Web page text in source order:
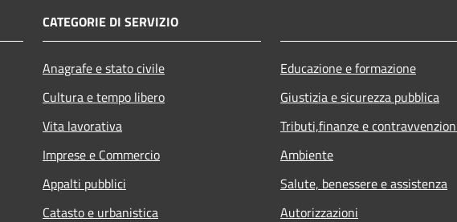
CATEGORIE DI SERVIZIO
Anagrafe e stato civile
Cultura e tempo libero
Vita lavorativa
Imprese e Commercio
Appalti pubblici
Catasto e urbanistica
Educazione e formazione
Giustizia e sicurezza pubblica
Tributi,finanze e
Ambiente
Salute, benessere e assistenza
Autorizzazioni